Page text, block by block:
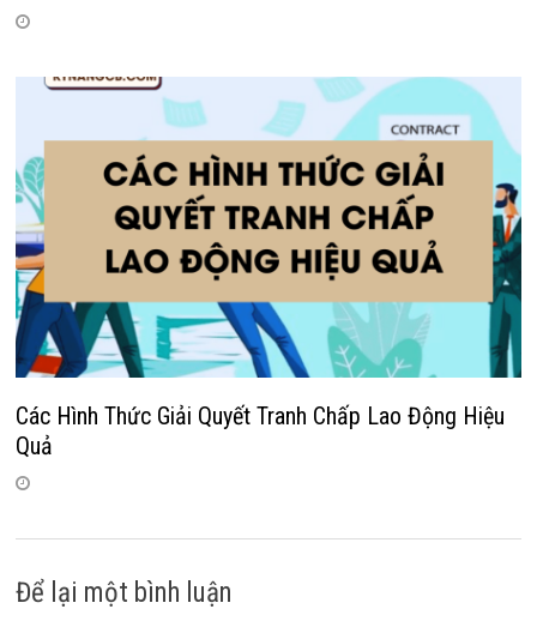
Các Hình Thức Giải Quyết Tranh Chấp Lao Động Hiệu
Quả
Để lại một bình luận